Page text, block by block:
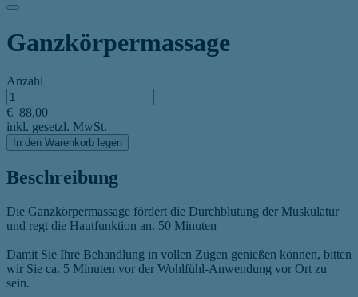
Ganzkörpermassage
Anzahl
€ 88,00
inkl. gesetzl. MwSt.
In den Warenkorb legen
Beschreibung
Die Ganzkörpermassage fördert die Durchblutung der Muskulatur
und regt die Hautfunktion an. 50 Minuten
Damit Sie Ihre Behandlung in vollen Zügen genießen können, bitten
wir Sie ca. 5 Minuten vor der Wohlfühl-Anwendung vor Ort zu
sein.